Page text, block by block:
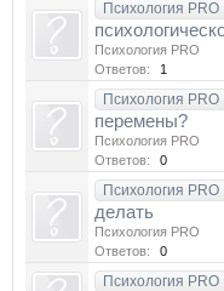
Психология PRO
Психология PRO
Ответов:
1
Психология PRO
перемены?
Психология PRO
Ответов:
0
Психология PRO
делать
Психология PRO
Ответов:
0
Психология PRO